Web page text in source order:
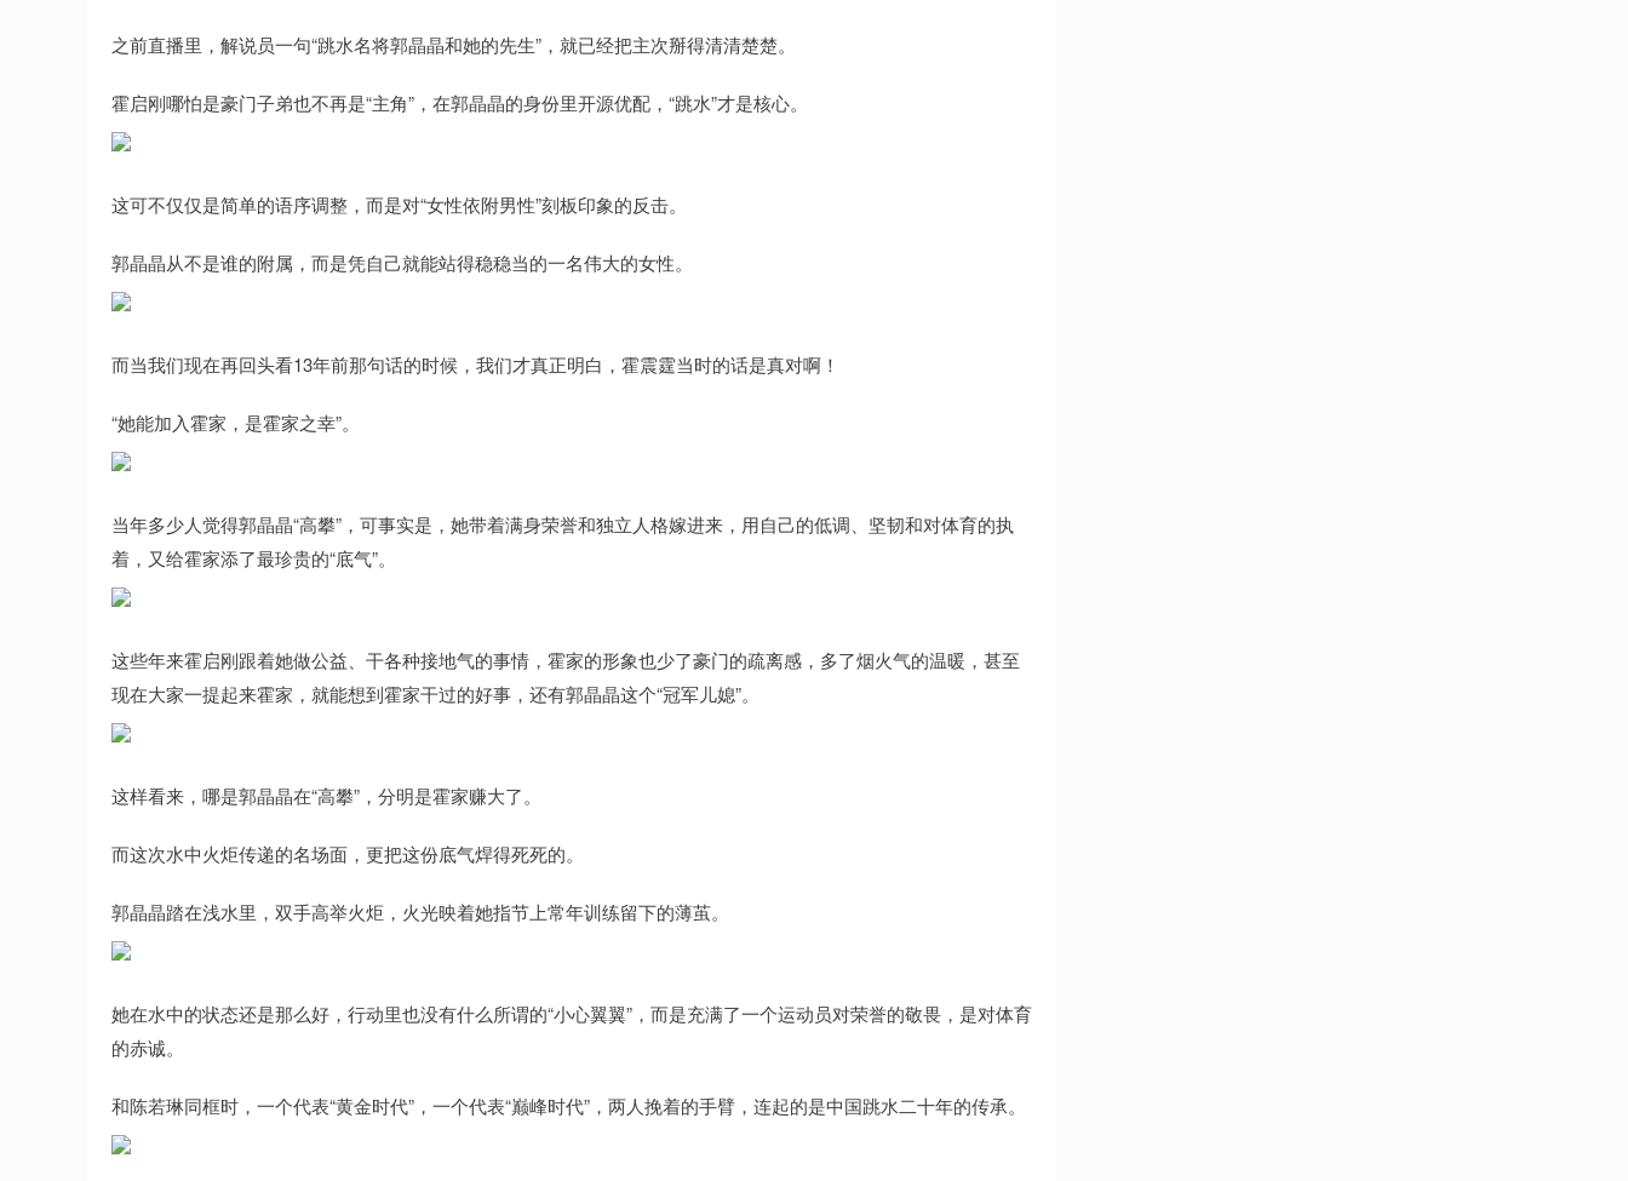
之前直播里，解说员一句“跳水名将郭晶晶和她的先生”，就已经把主次掰得清清楚楚。
霍启刚哪怕是豪门子弟也不再是“主角”，在郭晶晶的身份里开源优配，“跳水”才是核心。
这可不仅仅是简单的语序调整，而是对“女性依附男性”刻板印象的反击。
郭晶晶从不是谁的附属，而是凭自己就能站得稳稳当的一名伟大的女性。
而当我们现在再回头看13年前那句话的时候，我们才真正明白，霍震霆当时的话是真对啊！
“她能加入霍家，是霍家之幸”。
当年多少人觉得郭晶晶“高攀”，可事实是，她带着满身荣誉和独立人格嫁进来，用自己的低调、坚韧和对体育的执
着，又给霍家添了最珍贵的“底气”。
这些年来霍启刚跟着她做公益、干各种接地气的事情，霍家的形象也少了豪门的疏离感，多了烟火气的温暖，甚至
现在大家一提起来霍家，就能想到霍家干过的好事，还有郭晶晶这个“冠军儿媳”。
这样看来，哪是郭晶晶在“高攀”，分明是霍家赚大了。
而这次水中火炬传递的名场面，更把这份底气焊得死死的。
郭晶晶踏在浅水里，双手高举火炬，火光映着她指节上常年训练留下的薄茧。
她在水中的状态还是那么好，行动里也没有什么所谓的“小心翼翼”，而是充满了一个运动员对荣誉的敬畏，是对体育
的赤诚。
和陈若琳同框时，一个代表“黄金时代”，一个代表“巅峰时代”，两人挽着的手臂，连起的是中国跳水二十年的传承。